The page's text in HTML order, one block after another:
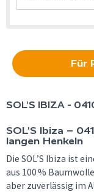
Für
SOL'S IBIZA -
SOL'S Ibiza –
langen Henkeln
Die SOL’S Ibiza ist
aus 100 %
aber zuverlässig im